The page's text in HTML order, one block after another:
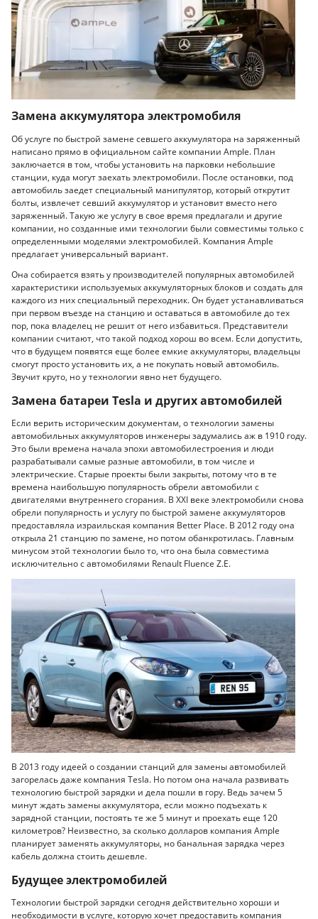
Замена аккумулятора электромобиля
Об услуге по быстрой замене севшего аккумулятора на заряженный
написано прямо в официальном сайте компании Ample. План
заключается в том, чтобы установить на парковки небольшие
станции, куда могут заехать электромобили. После остановки, под
автомобиль заедет специальный манипулятор, который открутит
болты, извлечет севший аккумулятор и установит вместо него
заряженный. Такую же услугу в свое время предлагали и другие
компании, но созданные ими технологии были совместимы только с
определенными моделями электромобилей. Компания Ample
предлагает универсальный вариант.
Она собирается взять у производителей популярных автомобилей
характеристики используемых аккумуляторных блоков и создать для
каждого из них специальный переходник. Он будет устанавливаться
при первом въезде на станцию и оставаться в автомобиле до тех
пор, пока владелец не решит от него избавиться. Представители
компании считают, что такой подход хорош во всем. Если допустить,
что в будущем появятся еще более емкие аккумуляторы, владельцы
смогут просто установить их, а не покупать новый автомобиль.
Звучит круто, но у технологии явно нет будущего.
Замена батареи Tesla и других автомобилей
Если верить историческим документам, о технологии замены
автомобильных аккумуляторов инженеры задумались аж в 1910 году.
Это были времена начала эпохи автомобилестроения и люди
разрабатывали самые разные автомобили, в том числе и
электрические. Старые проекты были закрыты, потому что в те
времена наибольшую популярность обрели автомобили с
двигателями внутреннего сгорания. В XXI веке электромобили снова
обрели популярность и услугу по быстрой замене аккумуляторов
предоставляла израильская компания Better Place. В 2012 году она
открыла 21 станцию по замене, но потом обанкротилась. Главным
минусом этой технологии было то, что она была совместима
исключительно с автомобилями Renault Fluence Z.E.
В 2013 году идеей о создании станций для замены автомобилей
загорелась даже компания Tesla. Но потом она начала развивать
технологию быстрой зарядки и дела пошли в гору. Ведь зачем 5
минут ждать замены аккумулятора, если можно подъехать к
зарядной станции, постоять те же 5 минут и проехать еще 120
километров? Неизвестно, за сколько долларов компания Ample
планирует заменять аккумуляторы, но банальная зарядка через
кабель должна стоить дешевле.
Будущее электромобилей
Технологии быстрой зарядки сегодня действительно хороши и
необходимости в услуге, которую хочет предоставить компания